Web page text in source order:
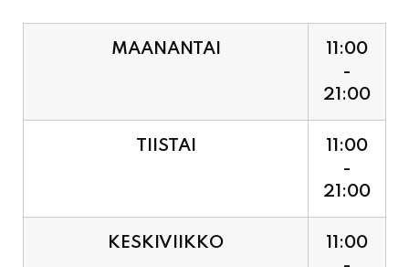
MAANANTAI
11:00
-
21:00
TIISTAI
11:00
-
21:00
KESKIVIIKKO
11:00